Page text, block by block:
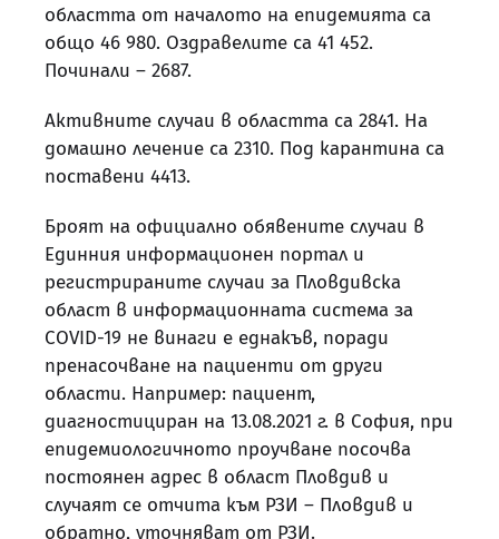
областта от началото на епидемията са
общо 46 980. Оздравелите са 41 452.
Починали – 2687.
Активните случаи в областта са 2841. На
домашно лечение са 2310. Под карантина са
поставени 4413.
Броят на официално обявените случаи в
Единния информационен портал и
регистрираните случаи за Пловдивска
област в информационната система за
COVID-19 не винаги е еднакъв, поради
пренасочване на пациенти от други
области. Например: пациент,
диагностициран на 13.08.2021 г. в София, при
епидемиологичното проучване посочва
постоянен адрес в област Пловдив и
случаят се отчита към РЗИ – Пловдив и
обратно, уточняват от РЗИ.